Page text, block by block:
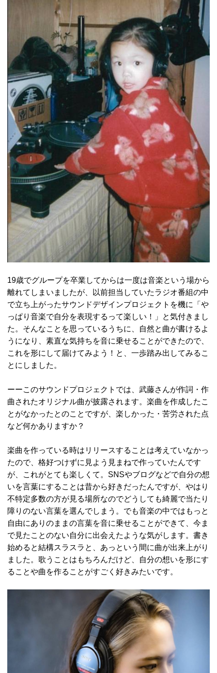
19歳でグループを卒業してからは一度は音楽という場から
離れてしまいましたが、以前担当していたラジオ番組の中
で立ち上がったサウンドデザインプロジェクトを機に「や
っぱり音楽で自分を表現するって楽しい！」と気付きまし
た。そんなことを思っているうちに、自然と曲が書けるよ
うになり、素直な気持ちを音に乗せることができたので、
これを形にして届けてみよう！と、一歩踏み出してみるこ
とにしました。
ーーこのサウンドプロジェクトでは、武藤さんが作詞・作
曲されたオリジナル曲が披露されます。楽曲を作成したこ
とがなかったとのことですが、楽しかった・苦労された点
など何かありますか？
楽曲を作っている時はリリースすることは考えていなかっ
たので、格好つけずに見よう見まねで作っていたんです
が、これがとても楽しくて。SNSやブログなどで自分の想
いを言葉にすることは昔から好きだったんですが、やはり
不特定多数の方が見る場所なのでどうしても綺麗で当たり
障りのない言葉を選んでしまう。でも音楽の中ではもっと
自由にありのままの言葉を音に乗せることができて、今ま
で見たことのない自分に出会えたような気がします。書き
始めると結構スラスラと、あっという間に曲が出来上がり
ました。歌うことはもちろんだけど、自分の想いを形にす
ることや曲を作ることがすごく好きみたいです。